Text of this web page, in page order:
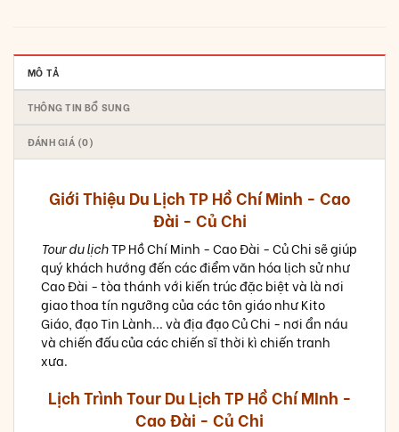
MÔ TẢ
THÔNG TIN BỔ SUNG
ĐÁNH GIÁ (0)
Giới Thiệu Du Lịch TP Hồ Chí Minh - Cao
Đài - Củ Chi
Tour du lịchTP Hồ Chí Minh - Cao Đài - Củ Chi sẽ giúp
quý khách hướng đến các điểm văn hóa lịch sử như
Cao Đài - tòa thánh với kiến trúc đặc biệt và là nơi
giao thoa tín ngưỡng của các tôn giáo như Kito
Giáo, đạo Tin Lành... và địa đạo Củ Chi - nơi ẩn náu
và chiến đấu của các chiến sĩ thời kì chiến tranh
xưa.
Lịch Trình Tour Du Lịch TP Hồ Chí MInh -
Cao Đài - Củ Chi